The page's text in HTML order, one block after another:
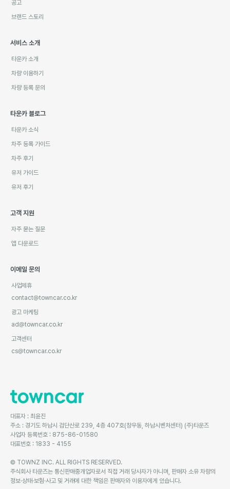
공고
브랜드 스토리
서비스 소개
타운카 소개
차량 이용하기
차량 등록 문의
타운카 블로그
타운카 소식
차주 등록 가이드
차주 후기
유저 가이드
유저 후기
고객 지원
자주 묻는 질문
앱 다운로드
이메일 문의
사업제휴
contact@towncar.co.kr
광고 마케팅
ad@towncar.co.kr
고객센터
cs@towncar.co.kr
대표자 : 최윤진
주소 : 경기도 하남시 검단산로 239, 4층 407호(창우동, 하남시벤처센터) (주)타운즈
사업자 등록번호 : 875-86-01580
대표번호 : 1833 - 4155
© TOWNZ INC. ALL RIGHTS RESERVED.
주식회사 타운즈는 통신판매중개업자로서 직접 거래 당사자가 아니며, 판매자 소유 차량의
정보·상태·보험·사고 및 거래에 대한 책임은 판매자와 이용자에게 있습니다.